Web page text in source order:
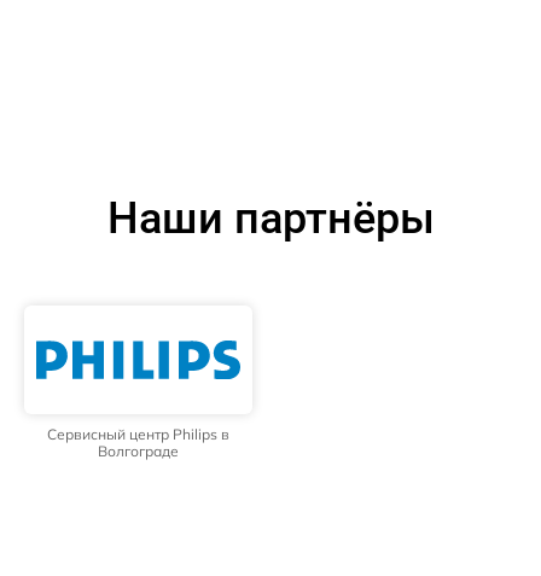
Наши партнёры
Сервисный центр Philips в
Волгограде